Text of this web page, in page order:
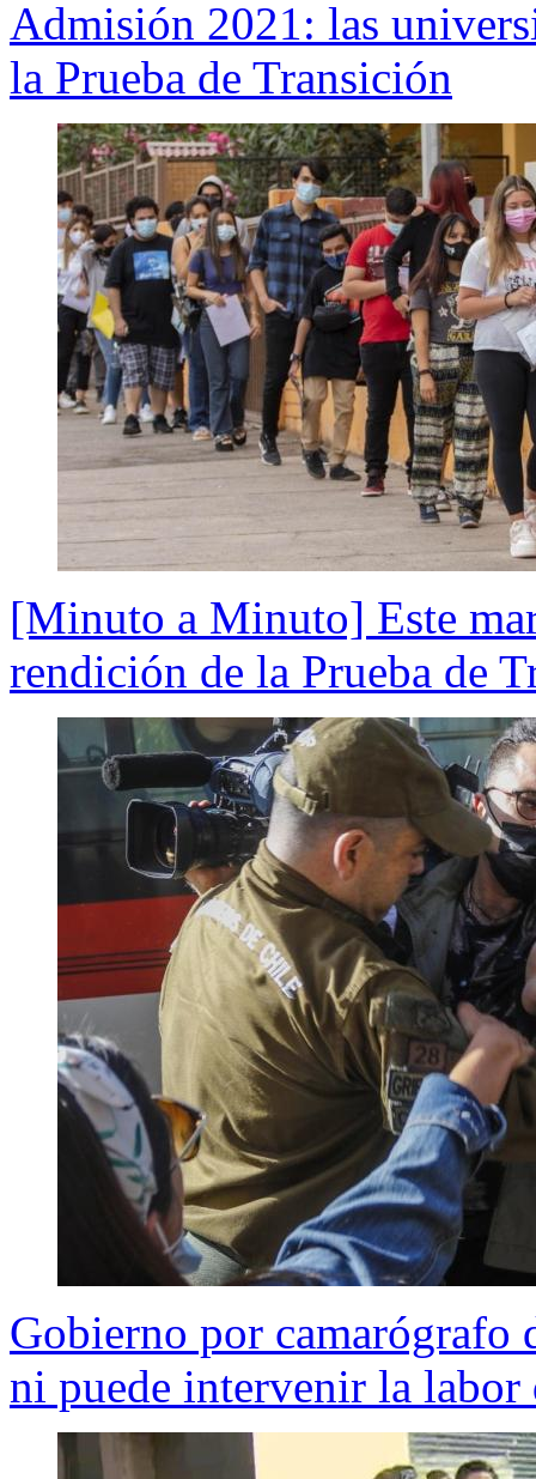
Admisión 2021: las
la Prueba de Transición
[Minuto a Minuto] Este
rendición de la Prueba de
Gobierno por camarógrafo
ni puede intervenir la labor